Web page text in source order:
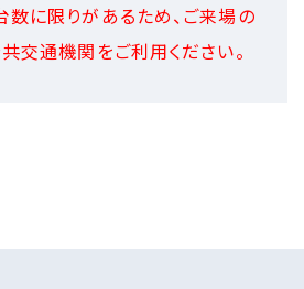
に限りがあるため、ご来場の
交通機関をご利用ください。